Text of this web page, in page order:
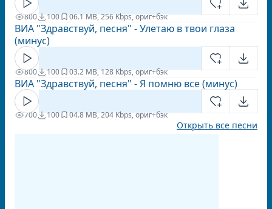
800 100 06.1 MB, 256 Kbps, ориг+бэк
ВИА "Здравствуй, песня" - Улетаю в твои глаза
(минус)
800 100 03.2 MB, 128 Kbps, ориг+бэк
ВИА "Здравствуй, песня" - Я помню все (минус)
700 100 04.8 MB, 204 Kbps, ориг+бэк
Открыть все песни